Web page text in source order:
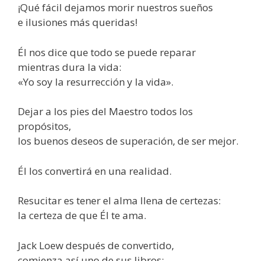
¡Qué fácil dejamos morir nuestros sueños
e ilusiones más queridas!
Él nos dice que todo se puede reparar
mientras dura la vida:
«Yo soy la resurrección y la vida».
Dejar a los pies del Maestro todos los
propósitos,
los buenos deseos de superación, de ser mejor.
Él los convertirá en una realidad.
Resucitar es tener el alma llena de certezas:
la certeza de que Él te ama.
Jack Loew después de convertido,